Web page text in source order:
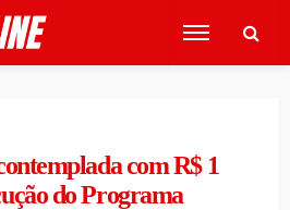
com R$ 1
do Programa